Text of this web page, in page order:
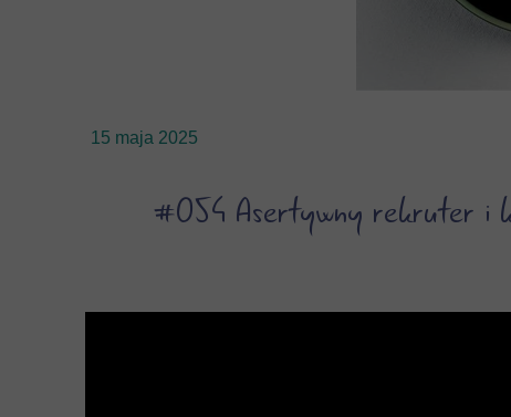
15 maja 2025
#054 Asertywny rekruter i